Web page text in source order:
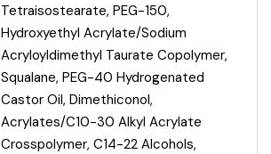
Tetraisostearate, PEG-150,
Hydroxyethyl Acrylate/Sodium
Acryloyldimethyl Taurate Copolymer,
Squalane, PEG-40 Hydrogenated
Castor Oil, Dimethiconol,
Acrylates/C10-30 Alkyl Acrylate
Crosspolymer, C14-22 Alcohols,